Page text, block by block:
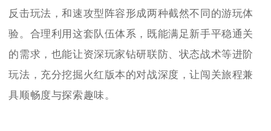
反击玩法，和速攻型阵容形成两种截然不同的游玩体
验。合理利用这套队伍体系，既能满足新手平稳通关
的需求，也能让资深玩家钻研联防、状态战术等进阶
玩法，充分挖掘火红版本的对战深度，让闯关旅程兼
具顺畅度与探索趣味。